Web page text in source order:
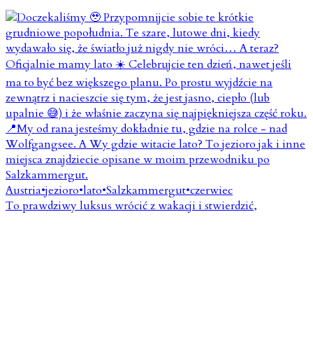
To prawdziwy luksus wrócić z wakacji i stwierdzić,